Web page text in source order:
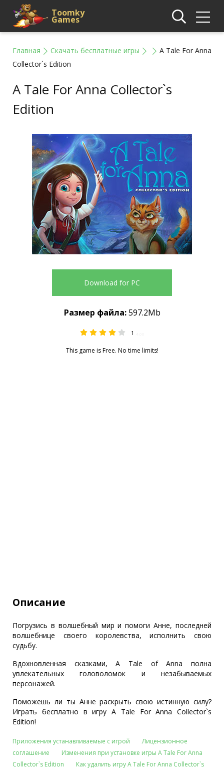
Toomky
Games
Главная Скачать бесплатные игры
A Tale For Anna
Collector`s Edition
A Tale For Anna Collector`s
Edition
Download for PC
1
This game is Free. No time limits!
Размер файла:597.2Mb
Описание
Погрузись в волшебный мир и помоги Анне, последней
волшебнице своего королевства, исполнить свою
судьбу.
Вдохновленная сказками, A Tale of Anna полна
увлекательных головоломок и незабываемых
персонажей.
Поможешь ли ты Анне раскрыть свою истинную силу?
Играть бесплатно в игру A Tale For Anna Collector`s
Edition!
Приложения устанавливаемые с игрой
Лицензионное
соглашение
Изменения при установке игры A Tale For Anna
Collector`s Edition
Как удалить игру A Tale For Anna Collector`s